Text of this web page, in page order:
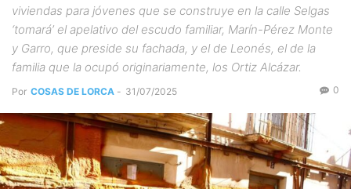
viviendas para jóvenes que se construye en la calle Selgas
‘tomará’ el apelativo del escudo familiar, Marín-Pérez Monte
y Garro, que preside su fachada, y el de Leonés, el de la
familia que la ocupó originariamente, los Ortiz Alcázar.
Por COSAS DE LORCA - 31/07/2025 0